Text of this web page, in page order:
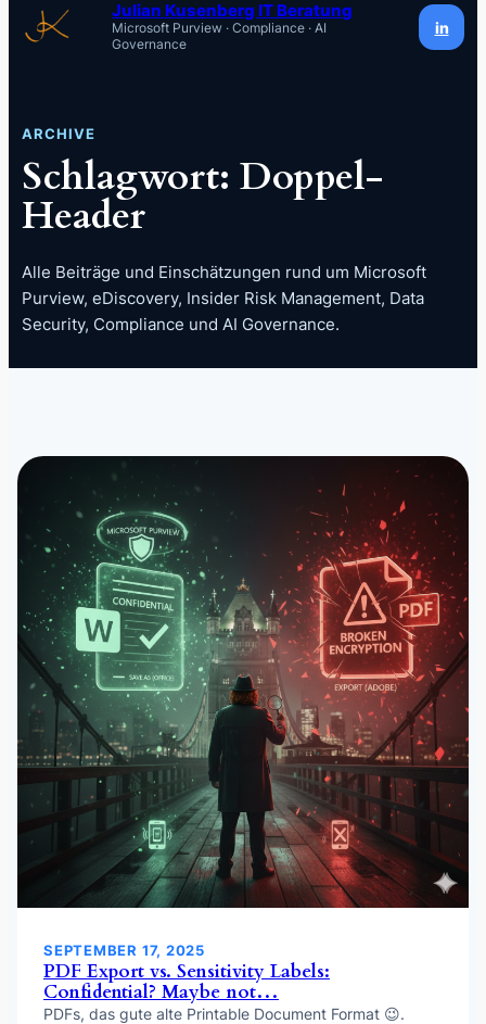
springen
Julian Kusenberg IT Beratung
Microsoft Purview · Compliance · AI
Governance
in
ARCHIVE
Schlagwort: Doppel-
Header
Alle Beiträge und Einschätzungen rund um Microsoft
Purview, eDiscovery, Insider Risk Management, Data
Security, Compliance und AI Governance.
SEPTEMBER 17, 2025
PDF Export vs. Sensitivity Labels:
Confidential? Maybe not…
PDFs, das gute alte Printable Document Format 😉.